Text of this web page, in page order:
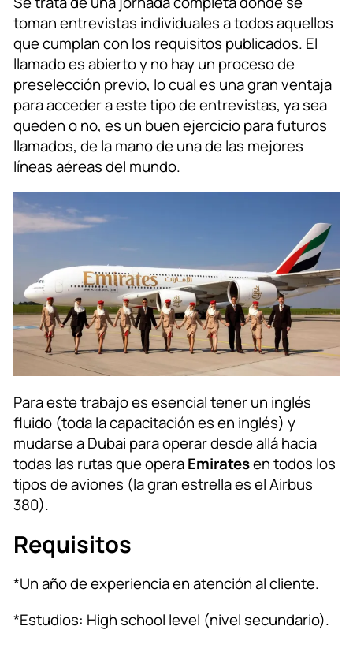
toman entrevistas individuales a todos aquellos
que cumplan con los requisitos publicados. El
llamado es abierto y no hay un proceso de
preselección previo, lo cual es una gran ventaja
para acceder a este tipo de entrevistas, ya sea
queden o no, es un buen ejercicio para futuros
llamados, de la mano de una de las mejores
líneas aéreas del mundo.
Para este trabajo es esencial tener un inglés
fluido (toda la capacitación es en inglés) y
mudarse a Dubai para operar desde allá hacia
todas las rutas que operaEmiratesen todos los
tipos de aviones (la gran estrella es el Airbus
380).
Requisitos
*Un año de experiencia en atención al cliente.
*Estudios: High school level (nivel secundario).